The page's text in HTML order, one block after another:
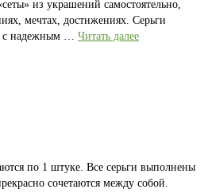
из украшений самостоятельно,
мечтах, достижениях. Серьги
с надежным … Читать далее
по 1 штуке. Все серьги выполнены
сочетаются между собой.